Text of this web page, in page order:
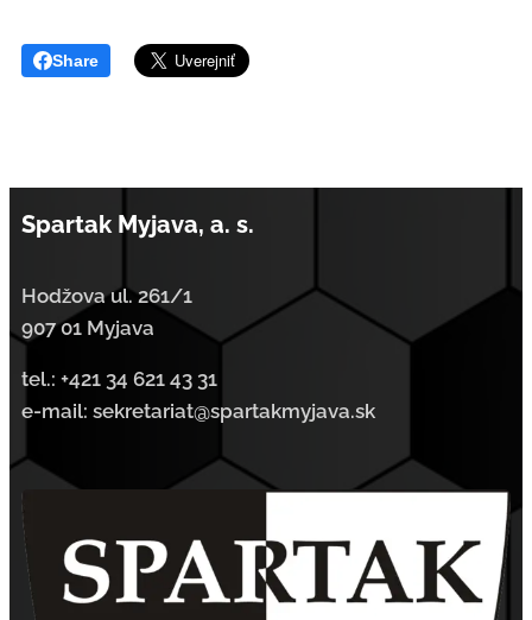
Share
Spartak Myjava, a. s.
Hodžova ul. 261/1
907 01 Myjava
tel.: +421 34 621 43 31
e-mail: sekretariat@spartakmyjava.sk